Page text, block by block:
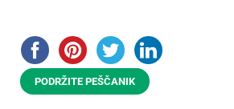
PODRŽITE PEŠČANIK